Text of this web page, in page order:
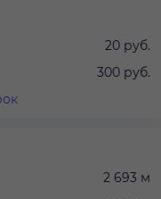
20 руб.
300 руб.
2 693 м